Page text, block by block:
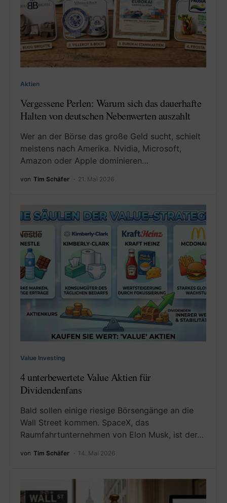
Aktien
Vergessene Perlen: Warum sich das dauerhafte
Halten von deutschen Nebenwerten auszahlt
Wer an der Börse das große Geld sucht, schielt
meistens nach Amerika. Nvidia, Microsoft,
Amazon oder Apple dominieren…
von Tim Schäfer 21. Mai 2026
Value Investing
4 unterbewertete Value Aktien für
Dividendenfans
Bald sollen einige riesige Börsengänge an die
Wall Street kommen. SpaceX, das
Raumfahrtunternehmen von Elon Musk, ist der…
von Tim Schäfer 14. Mai 2026